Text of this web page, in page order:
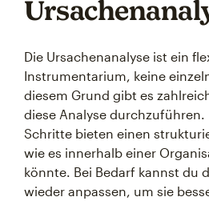
Die Ursachenanalyse ist ein
Instrumentarium, keine
diesem Grund gibt es
diese Analyse durchzuführen.
Schritte bieten einen
wie es innerhalb einer
könnte. Bei Bedarf kannst du
wieder anpassen, um sie